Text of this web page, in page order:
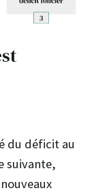
du déficit au
suivante,